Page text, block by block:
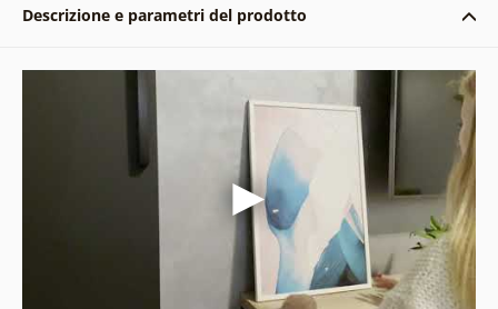
Descrizione e parametri del prodotto